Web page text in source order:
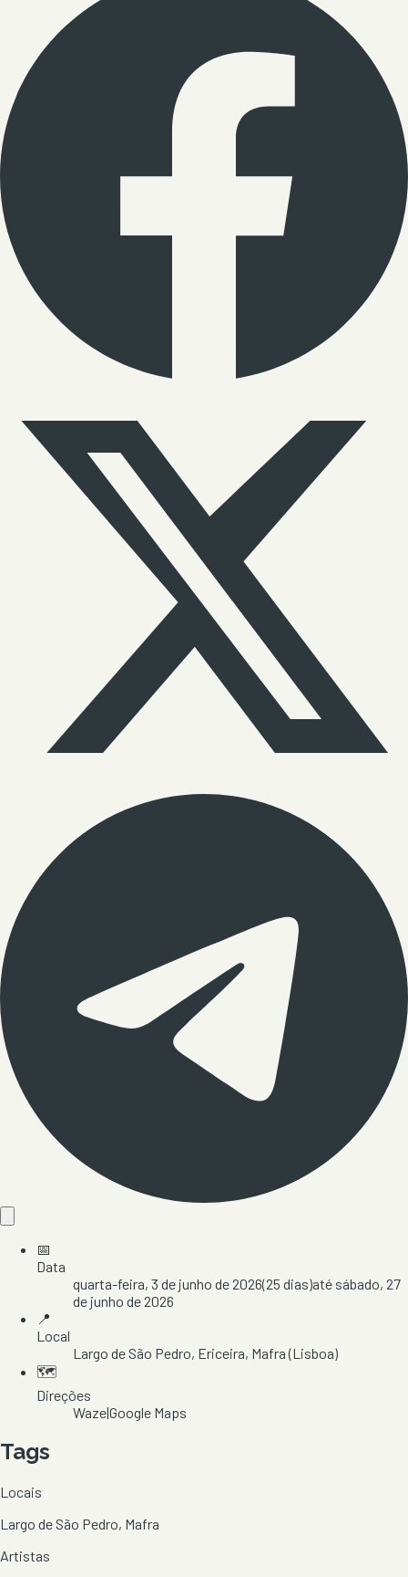
📅
Data
quarta-feira, 3 de junho de 2026(25 dias)até sábado, 27
de junho de 2026
📍
Local
Largo de São Pedro, Ericeira, Mafra(Lisboa)
🗺️
Direções
Waze|Google Maps
Tags
Locais
Largo de São Pedro, Mafra
Artistas